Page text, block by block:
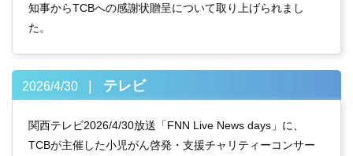
知事からTCBへの感謝状贈呈について取り上げられまし
た。
2026/4/30 テレビ
関西テレビ2026/4/30放送「FNN Live News days」に、
TCBが主催した小児がん啓発・支援チャリティーコンサー